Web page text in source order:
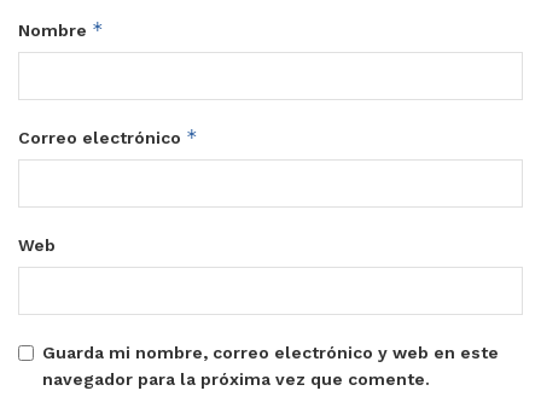
Nombre *
Correo electrónico *
Web
Guarda mi nombre, correo electrónico y web en este
navegador para la próxima vez que comente.